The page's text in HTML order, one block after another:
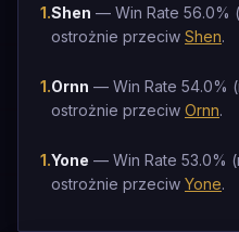
1.Shen — Win Rate 56.0%
ostrożnie przeciw Shen.
1.Ornn — Win Rate 54.0%
ostrożnie przeciw Ornn.
1.Yone — Win Rate 53.0%
ostrożnie przeciw Yone.